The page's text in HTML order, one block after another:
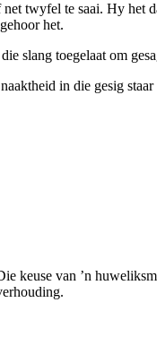
twyfel te saai. Hy het
het.
slang toegelaat om
in die gesig
keuse van ’n